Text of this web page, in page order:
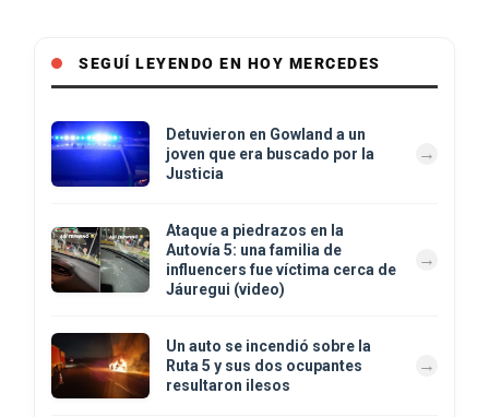
SEGUÍ LEYENDO EN HOY MERCEDES
Detuvieron en Gowland a un
joven que era buscado por la
Justicia
Ataque a piedrazos en la
Autovía 5: una familia de
influencers fue víctima cerca de
Jáuregui (video)
Un auto se incendió sobre la
Ruta 5 y sus dos ocupantes
resultaron ilesos